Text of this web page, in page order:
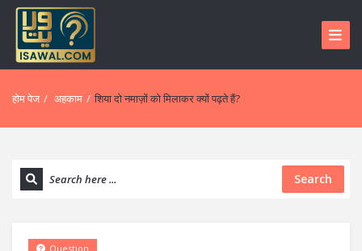
होम पेज / अहकाम / शिया दो नमाज़ों को मिलाकर क्यों पढ़ते हैं?
Search
Question